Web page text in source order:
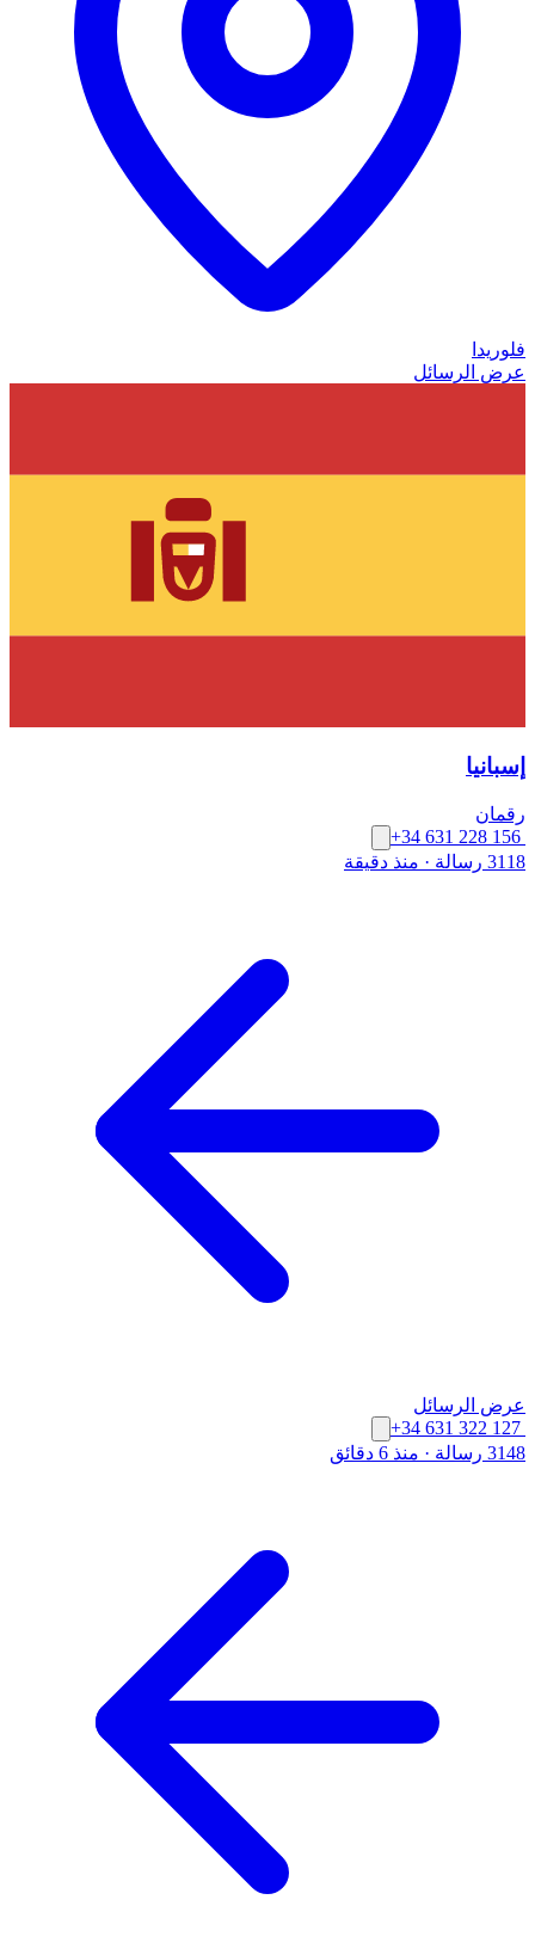
فلوريدا
عرض الرسائل
إسبانيا
رقمان
+34 631 228 156
3118 رسالة
· منذ دقيقة
عرض الرسائل
+34 631 322 127
3148 رسالة
· منذ 6 دقائق